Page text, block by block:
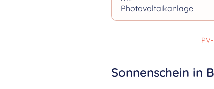
Sonnenschein in